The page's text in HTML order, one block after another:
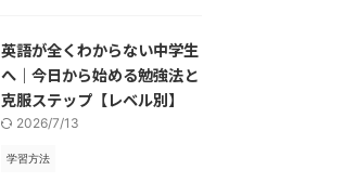
英語が全くわからない中学生
へ｜今日から始める勉強法と
克服ステップ【レベル別】
2026/7/13
学習方法